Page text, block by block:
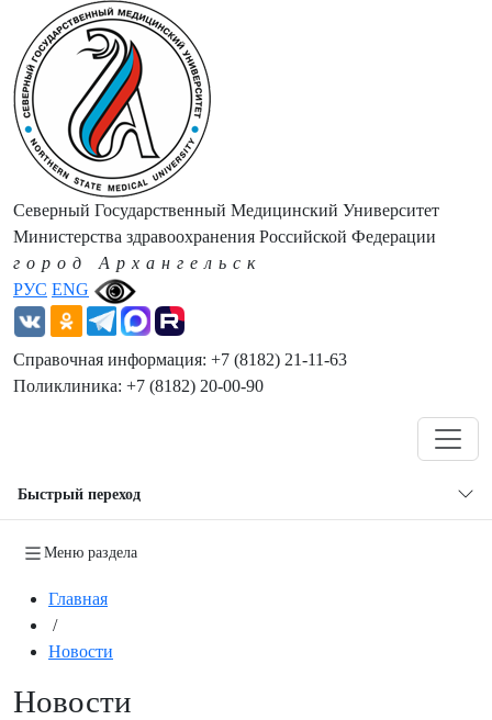
РУС ENG
Северный Государственный Медицинский Университет
Министерства здравоохранения Российской Федерации
город Архангельск
Справочная информация: +7 (8182) 21-11-63
Поликлиника: +7 (8182) 20-00-90
Быстрый переход
Меню раздела
Главная
/
Новости
Новости